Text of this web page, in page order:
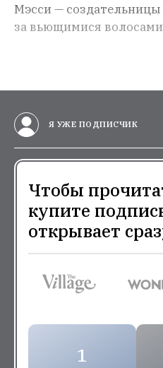
Мэсси —
за вьющимися
Я УЖЕ ПОДПИСЧИК
Чтобы
купите
открывает
1